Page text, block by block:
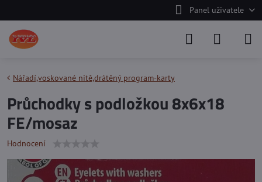
Panel uživatele
Nářadí,voskované nitě,drátěný program-karty
Průchodky s podložkou 8x6x18
FE/mosaz
Hodnocení